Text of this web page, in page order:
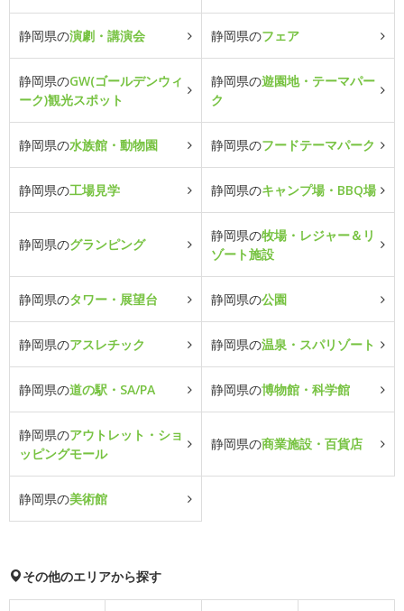
静岡県の演劇・講演会 静岡県のフェア
静岡県のGW(ゴールデンウィ
ーク)観光スポット
静岡県の遊園地・テーマパー
ク
静岡県の水族館・動物園 静岡県のフードテーマパーク
静岡県の工場見学 静岡県のキャンプ場・BBQ場
静岡県のグランピング
静岡県の牧場・レジャー＆リ
ゾート施設
静岡県のタワー・展望台 静岡県の公園
静岡県のアスレチック 静岡県の温泉・スパリゾート
静岡県の道の駅・SA/PA 静岡県の博物館・科学館
静岡県のアウトレット・ショ
ッピングモール
静岡県の商業施設・百貨店
静岡県の美術館
その他のエリアから探す